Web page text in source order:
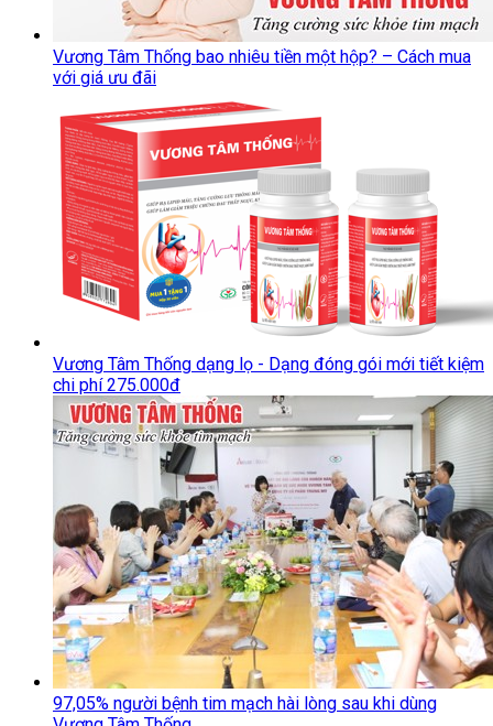
Vương Tâm Thống bao nhiêu tiền một hộp? – Cách mua
với giá ưu đãi
Vương Tâm Thống dạng lọ - Dạng đóng gói mới tiết kiệm
chi phí 275.000đ
97,05% người bệnh tim mạch hài lòng sau khi dùng